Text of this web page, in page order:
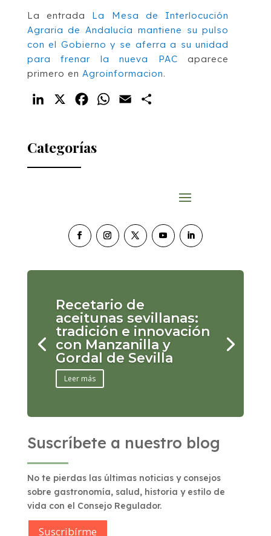
La entrada La Mesa de Interlocución
Agraria de Andalucía mantiene su pulso
con el Gobierno y se aferra a su unidad
para frenar la nueva PAC aparece
primero en Agroinformacion.
LinkedIn FacebookWhatsApp
Email
Categorías
Recetario de
aceitunas sevillanas:
tradición e innovación
con Manzanilla y
Gordal de Sevilla
Leer más
Suscríbete a nuestro blog
No te pierdas las últimas noticias y consejos
sobre gastronomía, salud, historia y estilo de
vida con el Consejo Regulador.
Suscribírme